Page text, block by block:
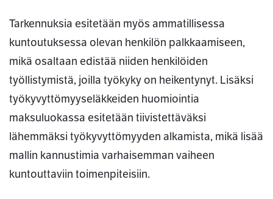
Tarkennuksia esitetään myös ammatillisessa
kuntoutuksessa olevan henkilön palkkaamiseen,
mikä osaltaan edistää niiden henkilöiden
työllistymistä, joilla työkyky on heikentynyt. Lisäksi
työkyvyttömyyseläkkeiden huomiointia
maksuluokassa esitetään tiivistettäväksi
lähemmäksi työkyvyttömyyden alkamista, mikä lisää
mallin kannustimia varhaisemman vaiheen
kuntouttaviin toimenpiteisiin.